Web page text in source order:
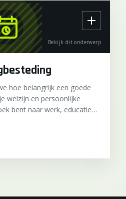
Bekijk dit onderwerp
hoe belangrijk een goede
welzijn en persoonlijke
bent naar werk, educatieve
of gewoon een